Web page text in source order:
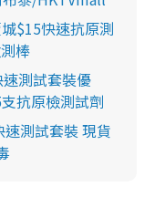
$15快速抗原測
棒
測試套裝優
抗原檢測試劑
測試套裝 現貨